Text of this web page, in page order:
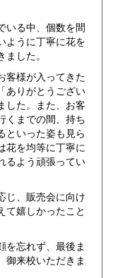
いる中、個数を間
ように丁寧に花を
した。
客様が入ってきた
ありがとうござい
した。また、お客
くまでの間、持ち
といった姿も見ら
花を均等に丁寧に
るよう頑張ってい
じ、販売会に向け
て嬉しかったこと
忘れず、最後ま
御来校いただきま